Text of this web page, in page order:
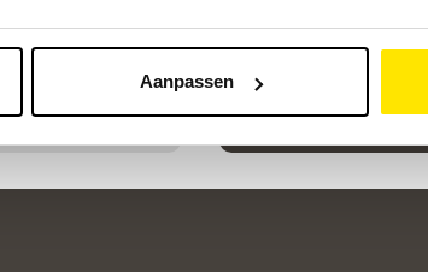
Aanpassen